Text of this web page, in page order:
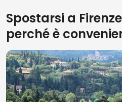
Spostarsi a
perché è